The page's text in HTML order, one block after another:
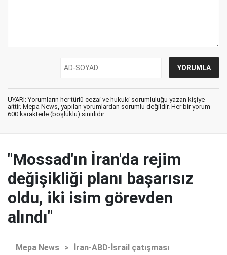
UYARI: Yorumların her türlü cezai ve hukuki sorumluluğu yazan kişiye
aittir. Mepa News, yapılan yorumlardan sorumlu değildir. Her bir yorum
600 karakterle (boşluklu) sınırlıdır.
"Mossad'ın İran'da rejim
değişikliği planı başarısız
oldu, iki isim görevden
alındı"
Mepa News > İran-ABD-İsrail çatışması